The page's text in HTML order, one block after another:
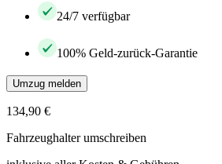
24/7 verfügbar
100% Geld-zurück-Garantie
Umzug melden
134,90 €
Fahrzeughalter umschreiben